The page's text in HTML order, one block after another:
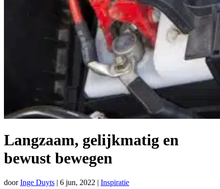
Langzaam, gelijkmatig en
bewust bewegen
doorInge Duyts | 6 jun, 2022 | Inspiratie